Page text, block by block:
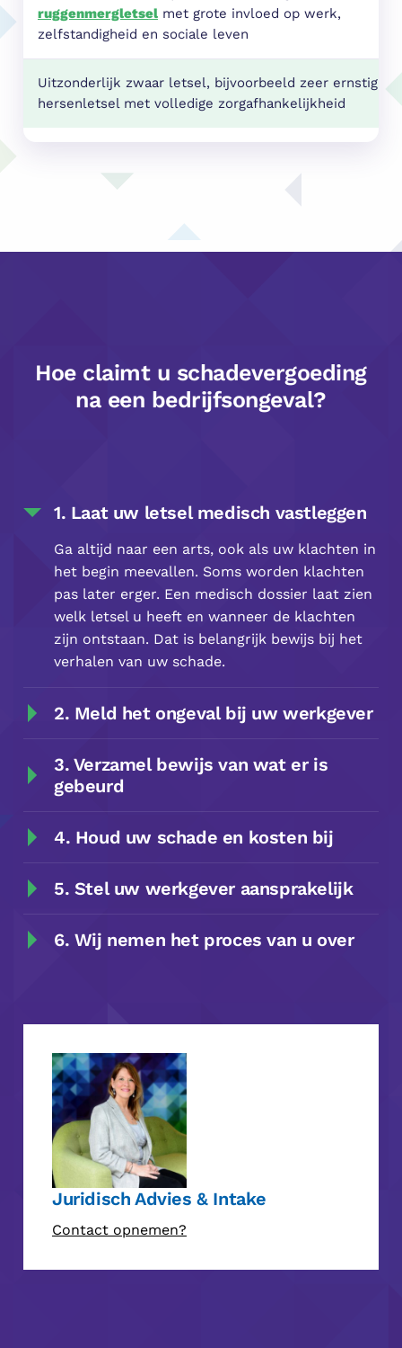
ruggenmergletsel met grote invloed op werk,
zelfstandigheid en sociale leven
Uitzonderlijk zwaar letsel, bijvoorbeeld zeer ernstig
hersenletsel met volledige zorgafhankelijkheid
Hoe claimt u schadevergoeding
na een bedrijfsongeval?
1. Laat uw letsel medisch vastleggen
Ga altijd naar een arts, ook als uw klachten in
het begin meevallen. Soms worden klachten
pas later erger. Een medisch dossier laat zien
welk letsel u heeft en wanneer de klachten
zijn ontstaan. Dat is belangrijk bewijs bij het
verhalen van uw schade.
2. Meld het ongeval bij uw werkgever
3. Verzamel bewijs van wat er is
gebeurd
4. Houd uw schade en kosten bij
5. Stel uw werkgever aansprakelijk
6. Wij nemen het proces van u over
Juridisch Advies & Intake
Contact opnemen?